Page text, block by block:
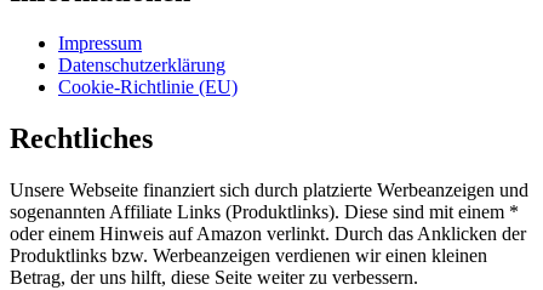
Impressum
Datenschutzerklärung
Cookie-Richtlinie (EU)
Rechtliches
Unsere Webseite finanziert sich durch platzierte Werbeanzeigen und
sogenannten Affiliate Links (Produktlinks). Diese sind mit einem *
oder einem Hinweis auf Amazon verlinkt. Durch das Anklicken der
Produktlinks bzw. Werbeanzeigen verdienen wir einen kleinen
Betrag, der uns hilft, diese Seite weiter zu verbessern.